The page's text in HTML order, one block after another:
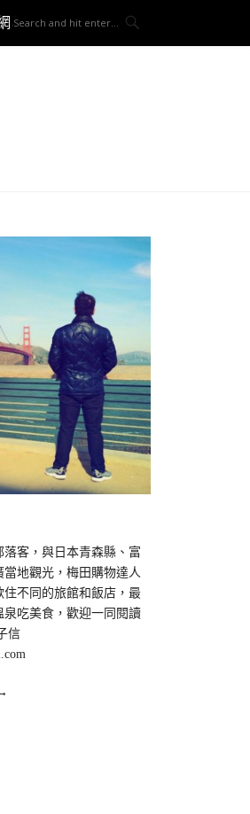
與3C開箱
落客，與日本青森縣、富
地觀光，梅田購物達人
不同的旅館和飯店，最
泉吃美食，歡迎一同閱讀
信